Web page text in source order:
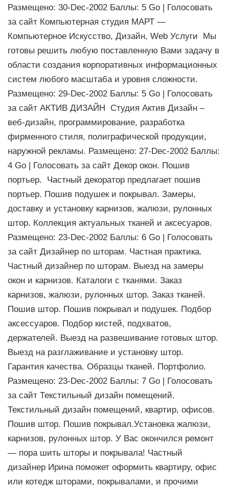
Размещено: 30-Dec-2002 Баллы: 5 Go | Голосовать
за сайт Компьютерная студия МАРТ —
Компьютерное Искусство, Дизайн, Web Услуги Мы
готовы решить любую поставленную Вами задачу в
области создания корпоративных информационных
систем любого масштаба и уровня сложности.
Размещено: 29-Dec-2002 Баллы: 5 Go | Голосовать
за сайт АКТИВ ДИЗАЙН Cтудия Актив Дизайн –
веб-дизайн, программирование, разработка
фирменного стиля, полиграфической продукции,
наружной рекламы. Размещено: 27-Dec-2002 Баллы:
4 Go | Голосовать за сайт Декор окон. Пошив
портьер. Частный декоратор предлагает пошив
портьер. Пошив подушек и покрывал. Замеры,
доставку и установку карнизов, жалюзи, рулонных
штор. Коллекция актуальных тканей и аксесуаров.
Размещено: 23-Dec-2002 Баллы: 6 Go | Голосовать
за сайт Дизайнер по шторам. Частная практика.
Частный дизайнер по шторам. Выезд на замеры
окон и карнизов. Каталоги с тканями. Заказ
карнизов, жалюзи, рулонных штор. Заказ тканей.
Пошив штор. Пошив покрывал и подушек. Подбор
аксессуаров. Подбор кистей, подхватов,
держателей. Выезд на развешивание готовых штор.
Выезд на разглаживание и установку штор.
Гарантия качества. Образцы тканей. Портфолио.
Размещено: 23-Dec-2002 Баллы: 7 Go | Голосовать
за сайт Текстильный дизайн помещений.
Текстильный дизайн помещений, квартир, офисов.
Пошив штор. Пошив покрывал.Установка жалюзи,
карнизов, рулонных штор. У Вас окончился ремонт
— пора шить шторы и покрывала! Частный
дизайнер Ирина поможет оформить квартиру, офис
или котедж шторами, покрывалами, и прочими